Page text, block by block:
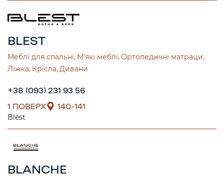
BLEST
Меблі для спальні М'які меблі Ортопедичні матраци
Ліжка Крісла Дивани
+38 (093) 231 93 56
1 ПОВЕРХ
140-141
Blest
BLANCHE